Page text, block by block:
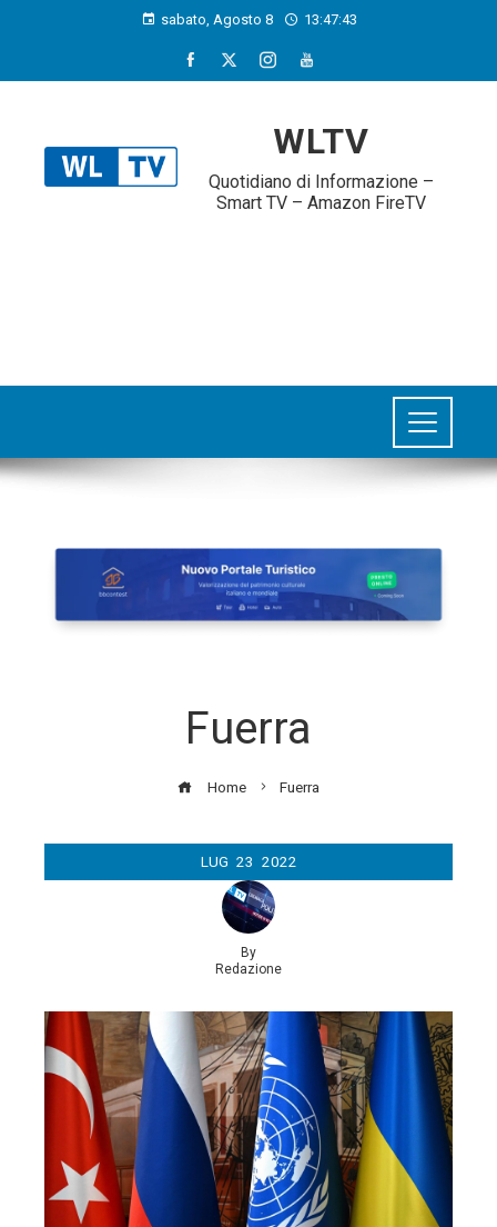
sabato, Agosto 8 13:47:43
WLTV
Quotidiano di Informazione –
Smart TV – Amazon FireTV
Fuerra
Home Fuerra
LUG 23 2022
By
Redazione